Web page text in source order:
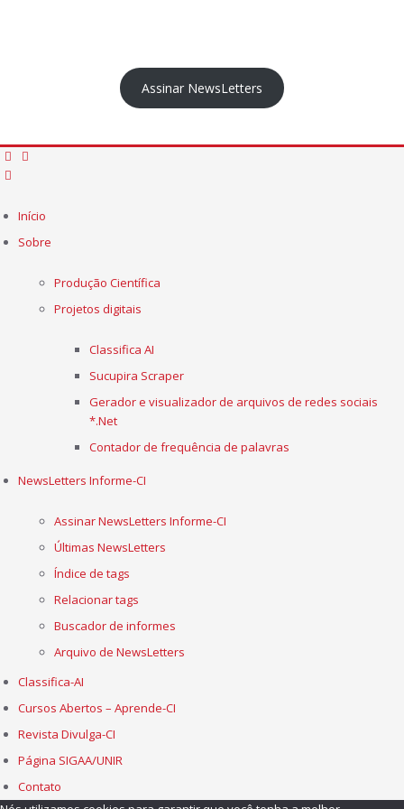
Assinar NewsLetters
Início
Sobre
Produção Científica
Projetos digitais
Classifica AI
Sucupira Scraper
Gerador e visualizador de arquivos de redes sociais
*.Net
Contador de frequência de palavras
NewsLetters Informe-CI
Assinar NewsLetters Informe-CI
Últimas NewsLetters
Índice de tags
Relacionar tags
Buscador de informes
Arquivo de NewsLetters
Classifica-AI
Cursos Abertos – Aprende-CI
Revista Divulga-CI
Página SIGAA/UNIR
Contato